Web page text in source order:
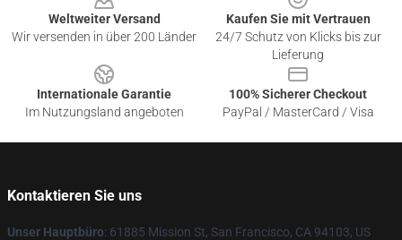
Weltweiter Versand
Wir versenden in über 200 Länder
Kaufen Sie mit Vertrauen
24/7 Schutz von Klicks bis zur
Lieferung
Internationale Garantie
Im Nutzungsland angeboten
100% Sicherer Checkout
PayPal / MasterCard / Visa
Kontaktieren Sie uns
Unser Hauptbüro: 61885 Mission St, San Francisco, CA 94103, US